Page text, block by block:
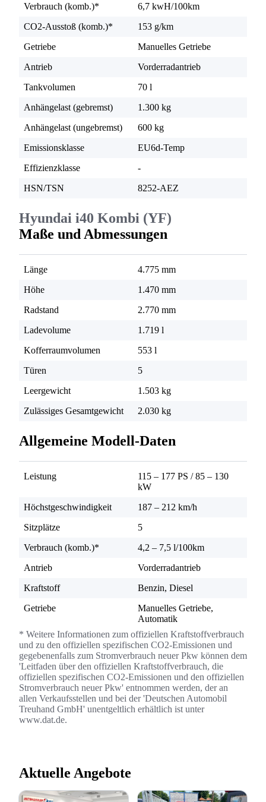
Verbrauch (komb.)*
6,7 kwH/100km
CO2-Ausstoß (komb.)*
153 g/km
Getriebe
Manuelles Getriebe
Antrieb
Vorderradantrieb
Tankvolumen
70 l
Anhängelast (gebremst)
1.300 kg
Anhängelast (ungebremst)
600 kg
Emissionsklasse
EU6d-Temp
Effizienzklasse
-
HSN/TSN
8252-AEZ
Hyundai i40 Kombi (YF)
Maße und Abmessungen
Länge
4.775 mm
Höhe
1.470 mm
Radstand
2.770 mm
Ladevolume
1.719 l
Kofferraumvolumen
553 l
Türen
5
Leergewicht
1.503 kg
Zulässiges Gesamtgewicht
2.030 kg
Allgemeine Modell-Daten
Leistung 115 – 177 PS / 85 – 130
kW
Höchstgeschwindigkeit
187 – 212 km/h
Sitzplätze
5
Verbrauch (komb.)*
4,2 – 7,5 l/100km
Antrieb
Vorderradantrieb
Kraftstoff
Benzin, Diesel
Getriebe
Manuelles Getriebe,
Automatik
* Weitere Informationen zum offiziellen Kraftstoffverbrauch
und zu den offiziellen spezifischen CO2-Emissionen und
gegebenenfalls zum Stromverbrauch neuer Pkw können dem
'Leitfaden über den offiziellen Kraftstoffverbrauch, die
offiziellen spezifischen CO2-Emissionen und den offiziellen
Stromverbrauch neuer Pkw' entnommen werden, der an
allen Verkaufsstellen und bei der 'Deutschen Automobil
Treuhand GmbH' unentgeltlich erhältlich ist unter
www.dat.de.
Aktuelle Angebote